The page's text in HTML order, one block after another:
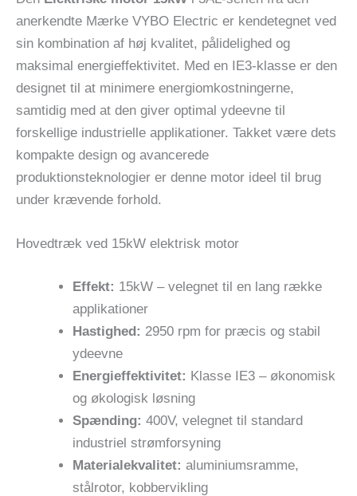
anerkendte Mærke VYBO Electric er kendetegnet ved
sin kombination af høj kvalitet, pålidelighed og
maksimal energieffektivitet. Med en IE3-klasse er den
designet til at minimere energiomkostningerne,
samtidig med at den giver optimal ydeevne til
forskellige industrielle applikationer. Takket være dets
kompakte design og avancerede
produktionsteknologier er denne motor ideel til brug
under krævende forhold.
Hovedtræk ved 15kW elektrisk motor
Effekt: 15kW – velegnet til en lang række
applikationer
Hastighed: 2950 rpm for præcis og stabil
ydeevne
Energieffektivitet: Klasse IE3 – økonomisk
og økologisk løsning
Spænding: 400V, velegnet til standard
industriel strømforsyning
Materialekvalitet: aluminiumsramme,
stålrotor, kobbervikling